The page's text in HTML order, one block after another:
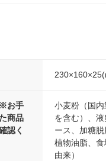
お手
商品
認く
小麦粉（国
を含む）、
ース、加糖脱
植物油脂、
由来）